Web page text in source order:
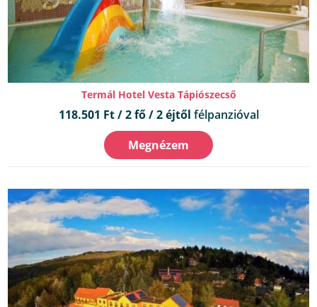
Termál Hotel Vesta Tápiószecső
118.501 Ft / 2 fő / 2 éjtől félpanzióval
Megnézem